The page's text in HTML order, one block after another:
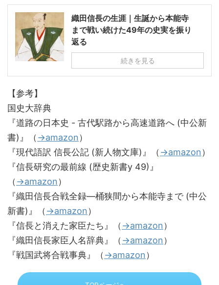
織田信長の生涯｜生誕から本能寺
まで戦い続けた49年の史実を振り
返る
続きを見る
【参考】
国史大辞典
『道路の日本史 - 古代駅路から高速道路へ (中公新
書)』（ →amazon）
『現代語訳 信長公記 (新人物文庫)』（ →amazon）
『信長研究の最前線 (歴史新書y 49)』
（ →amazon）
『織田信長合戦全録―桶狭間から本能寺まで (中公
新書)』（ →amazon）
『信長と消えた家臣たち』（ →amazon）
『織田信長家臣人名辞典』（ →amazon）
『戦国武将合戦事典』（ →amazon）